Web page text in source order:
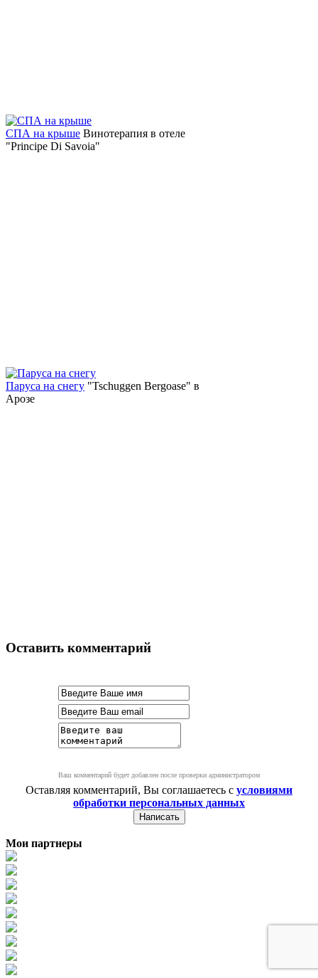
СПА на крыше Винотерапия в отеле
"Principe Di Savoia"
Паруса на снегу "Tschuggen Bergoase" в
Арозе
Оставить комментарий
Ваш комментарий будет добавлен после проверки администратором
Оставляя комментарий, Вы соглашаетесь с условиями
обработки персональных данных
Мои партнеры